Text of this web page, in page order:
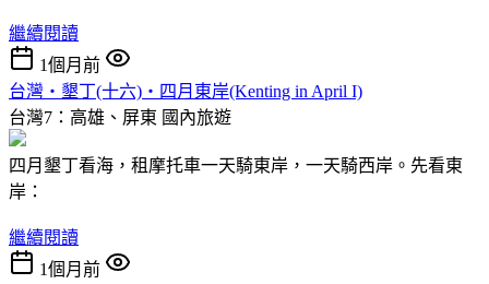
繼續閱讀
1個月前
台灣‧墾丁(十六)‧四月東岸(Kenting in April I)
台灣7：高雄、屏東 國內旅遊
四月墾丁看海，租摩托車一天騎東岸，一天騎西岸。先看東
岸：
繼續閱讀
1個月前